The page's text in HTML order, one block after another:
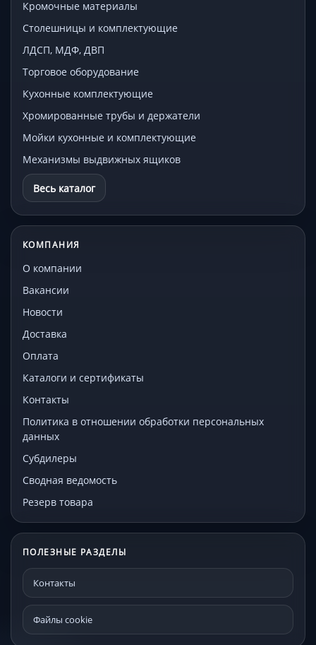
Кромочные материалы
Столешницы и комплектующие
ЛДСП, МДФ, ДВП
Торговое оборудование
Кухонные комплектующие
Хромированные трубы и держатели
Мойки кухонные и комплектующие
Механизмы выдвижных ящиков
Весь каталог
КОМПАНИЯ
О компании
Вакансии
Новости
Доставка
Оплата
Каталоги и сертификаты
Контакты
Политика в отношении обработки персональных
данных
Субдилеры
Сводная ведомость
Резерв товара
ПОЛЕЗНЫЕ РАЗДЕЛЫ
Контакты
Файлы cookie